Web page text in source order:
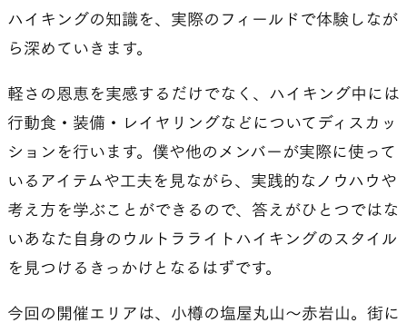
ハイキングの知識を、実際のフィールドで体験しなが
ら深めていきます。
軽さの恩恵を実感するだけでなく、ハイキング中には
行動食・装備・レイヤリングなどについてディスカッ
ションを行います。僕や他のメンバーが実際に使って
いるアイテムや工夫を見ながら、実践的なノウハウや
考え方を学ぶことができるので、答えがひとつではな
いあなた自身のウルトラライトハイキングのスタイル
を見つけるきっかけとなるはずです。
今回の開催エリアは、小樽の塩屋丸山〜赤岩山。街に